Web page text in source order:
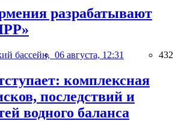
разрабатывают
бассейн, 06 августа, 12:31 432
комплексная
последствий и
водного баланса